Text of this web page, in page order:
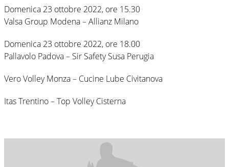
Domenica 23 ottobre 2022, ore 15.30
Valsa Group Modena – Allianz Milano
Domenica 23 ottobre 2022, ore 18.00
Pallavolo Padova – Sir Safety Susa Perugia
Vero Volley Monza – Cucine Lube Civitanova
Itas Trentino – Top Volley Cisterna